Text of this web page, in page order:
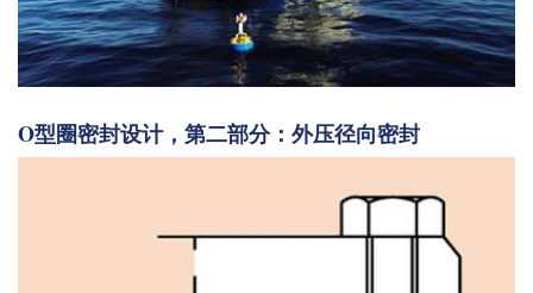
O型圈密封设计，第二部分：外压径向密封